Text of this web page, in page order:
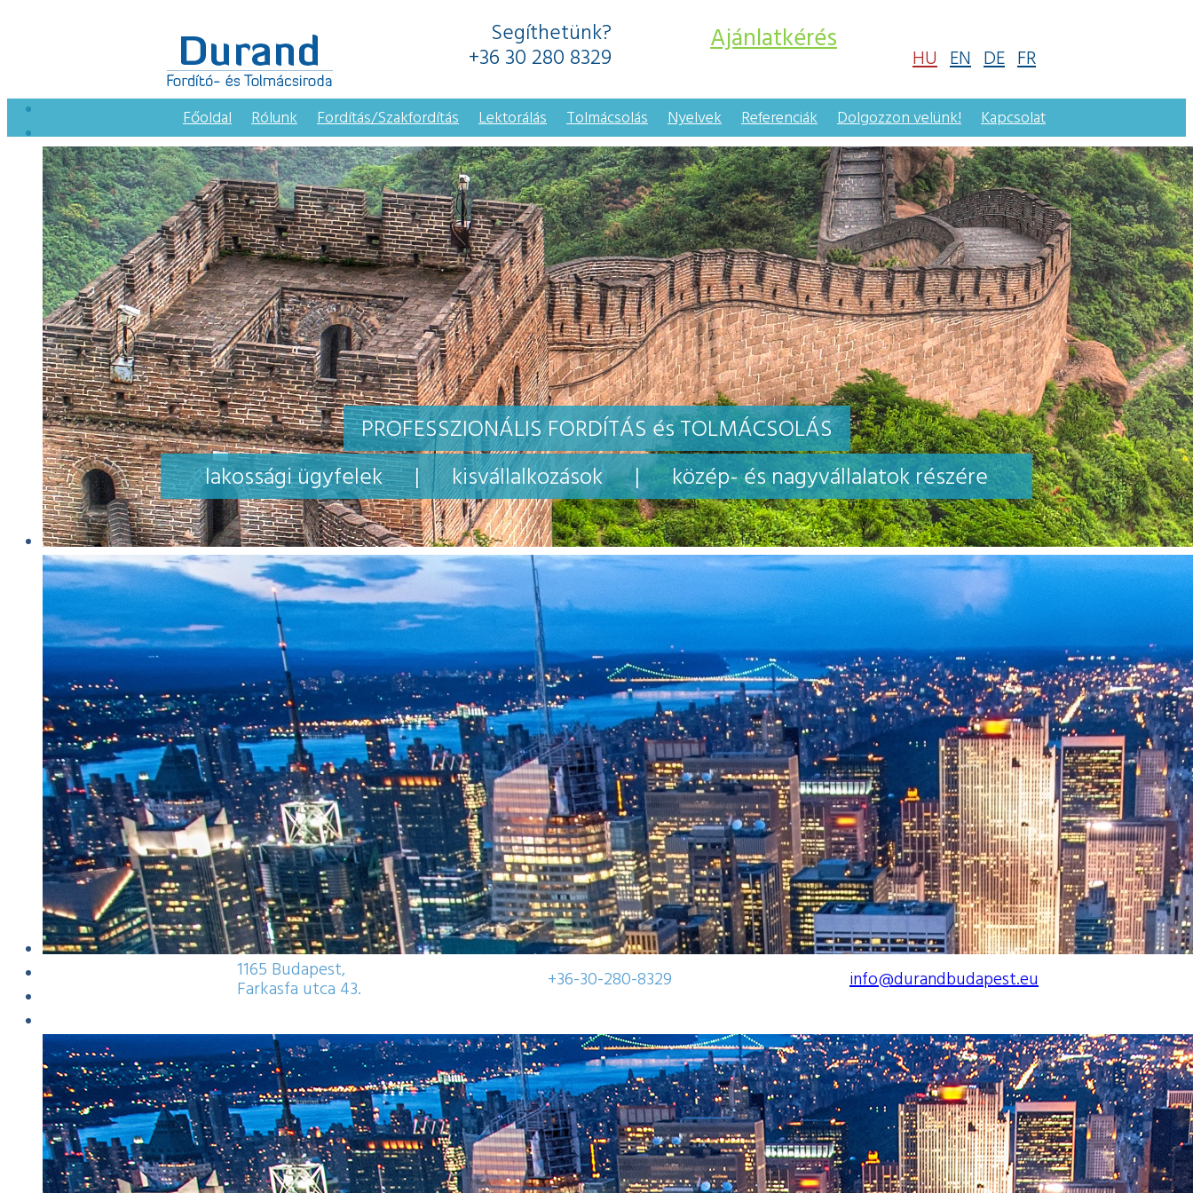
Segíthetünk?
+36 30 280 8329 Ajánlatkérés
HU EN DE FR
Főoldal Rólunk Fordítás/Szakfordítás Lektorálás Tolmácsolás Nyelvek Referenciák Dolgozzon velünk! Kapcsolat
PROFESSZIONÁLIS FORDÍTÁS és TOLMÁCSOLÁS
lakossági ügyfelek | kisvállalkozások | közép- és nagyvállalatok részére
SCHACHERMAYER KFT, BOLVÁRI ZOLTÁN, TELEPÍTETT FA- ÉS
FÉMIPARI GÉPEK ÜZLETI RÉSZLEG
Vissza
„A Durand Fordítóirodát mindenkinek csak ajánlani tudom. Látszik munkájukban a profizmus, a vállalt
határidőket mindig betartják, sőt inkább határidő előtt elkészül az anyag. Korrekt áron dolgoznak…”
1165 Budapest,
Farkasfa utca 43. +36-30-280-8329 info@durandbudapest.eu
Minden jog fenntartva. weboldal készítés: